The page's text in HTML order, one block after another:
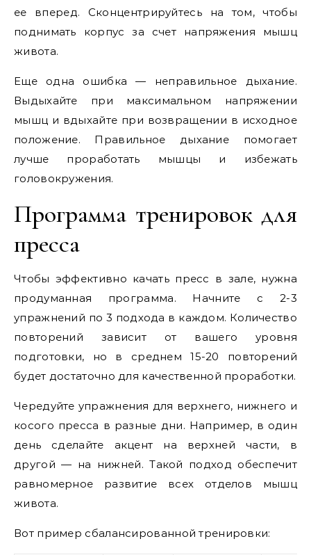
ее вперед. Сконцентрируйтесь на том, чтобы
поднимать корпус за счет напряжения мышц
живота.
Еще одна ошибка — неправильное дыхание.
Выдыхайте при максимальном напряжении
мышц и вдыхайте при возвращении в исходное
положение. Правильное дыхание помогает
лучше проработать мышцы и избежать
головокружения.
Программа тренировок для
пресса
Чтобы эффективно качать пресс в зале, нужна
продуманная программа. Начните с 2-3
упражнений по 3 подхода в каждом. Количество
повторений зависит от вашего уровня
подготовки, но в среднем 15-20 повторений
будет достаточно для качественной проработки.
Чередуйте упражнения для верхнего, нижнего и
косого пресса в разные дни. Например, в один
день сделайте акцент на верхней части, в
другой — на нижней. Такой подход обеспечит
равномерное развитие всех отделов мышц
живота.
Вот пример сбалансированной тренировки: